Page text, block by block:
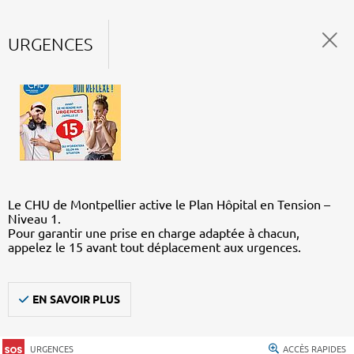
URGENCES
Le CHU de Montpellier active le Plan Hôpital en Tension –
Niveau 1.
Pour garantir une prise en charge adaptée à chacun,
appelez le 15 avant tout déplacement aux urgences.
EN SAVOIR PLUS
URGENCES ACCÈS RAPIDES